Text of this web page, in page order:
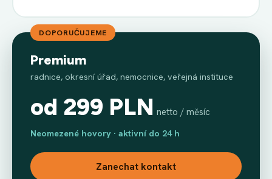
DOPORUČUJEME
Premium
radnice, okresní úřad, nemocnice, veřejná instituce
od 299 PLN netto / měsíc
Neomezené hovory · aktivní do 24 h
Zanechat kontakt